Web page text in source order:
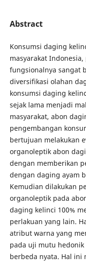
Abstract
Konsumsi daging
masyarakat
fungsionalnya sangat
diversifikasi olahan
konsumsi daging
sejak lama menjadi
masyarakat, abon
pengembangan
bertujuan melakukan
organoleptik abon
dengan memberikan
dengan daging ayam
Kemudian dilakukan
organoleptik pada
daging kelinci 100%
perlakuan yang lain.
atribut warna yang
pada uji mutu
berbeda nyata. Hal ini